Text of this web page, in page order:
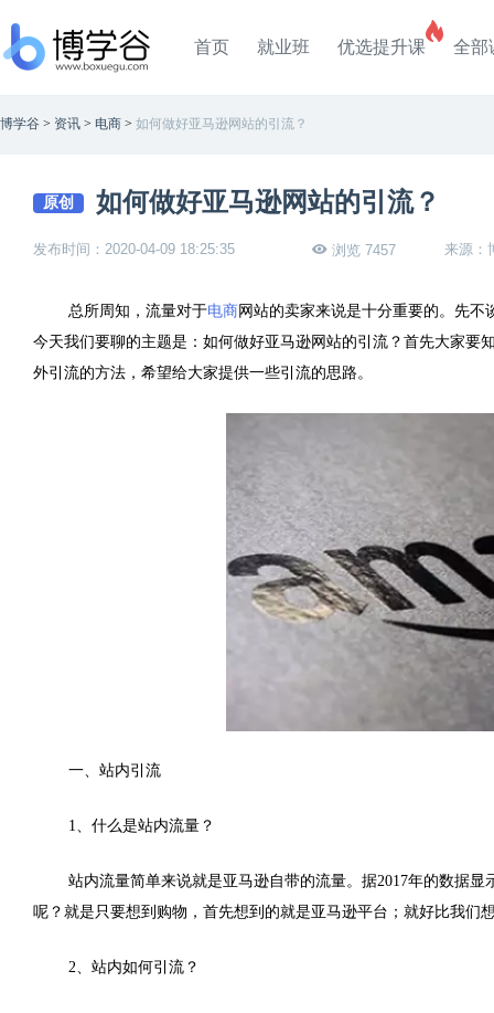
首页 就业班 优选提升课 全部
博学谷 > 资讯 > 电商 > 如何做好亚马逊网站的引流？
原创 如何做好亚马逊网站的引流？
发布时间：2020-04-09 18:25:35 浏览 7457 来源：
总所周知，流量对于电商网站的卖家来说是十分重要的。先
今天我们要聊的主题是：如何做好亚马逊网站的引流？首先大家
外引流的方法，希望给大家提供一些引流的思路。
一、站内引流
1、什么是站内流量？
站内流量简单来说就是亚马逊自带的流量。据2017年的数据
呢？就是只要想到购物，首先想到的就是亚马逊平台；就好比我们
2、站内如何引流？